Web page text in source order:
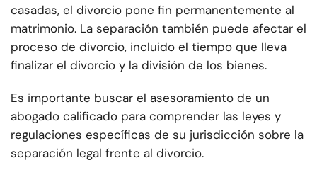
casadas, el divorcio pone fin permanentemente al
matrimonio. La separación también puede afectar el
proceso de divorcio, incluido el tiempo que lleva
finalizar el divorcio y la división de los bienes.
Es importante buscar el asesoramiento de un
abogado calificado para comprender las leyes y
regulaciones específicas de su jurisdicción sobre la
separación legal frente al divorcio.